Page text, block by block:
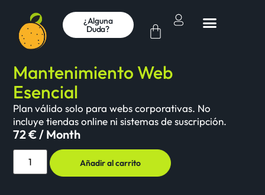
¿Alguna
Duda?
Mantenimiento Web
Esencial
Plan válido solo para webs corporativas. No
incluye tiendas online ni sistemas de suscripción.
72€ / Month
Añadir al carrito